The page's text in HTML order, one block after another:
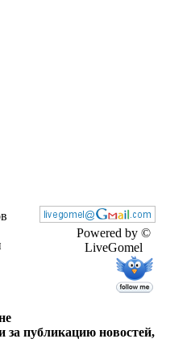
Powered by ©
LiveGomel
за публикацию новостей,